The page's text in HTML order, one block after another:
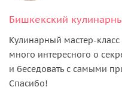
Бишкекский
Кулинарный мастер-
много интересного о
и беседовать с самыми
Спасибо!